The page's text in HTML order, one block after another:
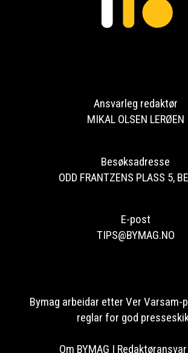
Ansvarleg redaktør
MIKAL OLSEN LERØEN
Besøksadresse
ODD FRANTZENS PLASS 5,
E-post
TIPS@BYMAG.NO
Bymag arbeidar etter Ver Varsam-
reglar for god
Om BYMAG | Redaktøransvar